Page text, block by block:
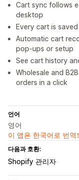
Cart sync follows
desktop
Every cart is
Automatic cart
pop-ups or setup
See cart history
Wholesale and
orders in a click
언어
영어
이 앱은 한국어로 번
다음과 호환:
Shopify 관리자